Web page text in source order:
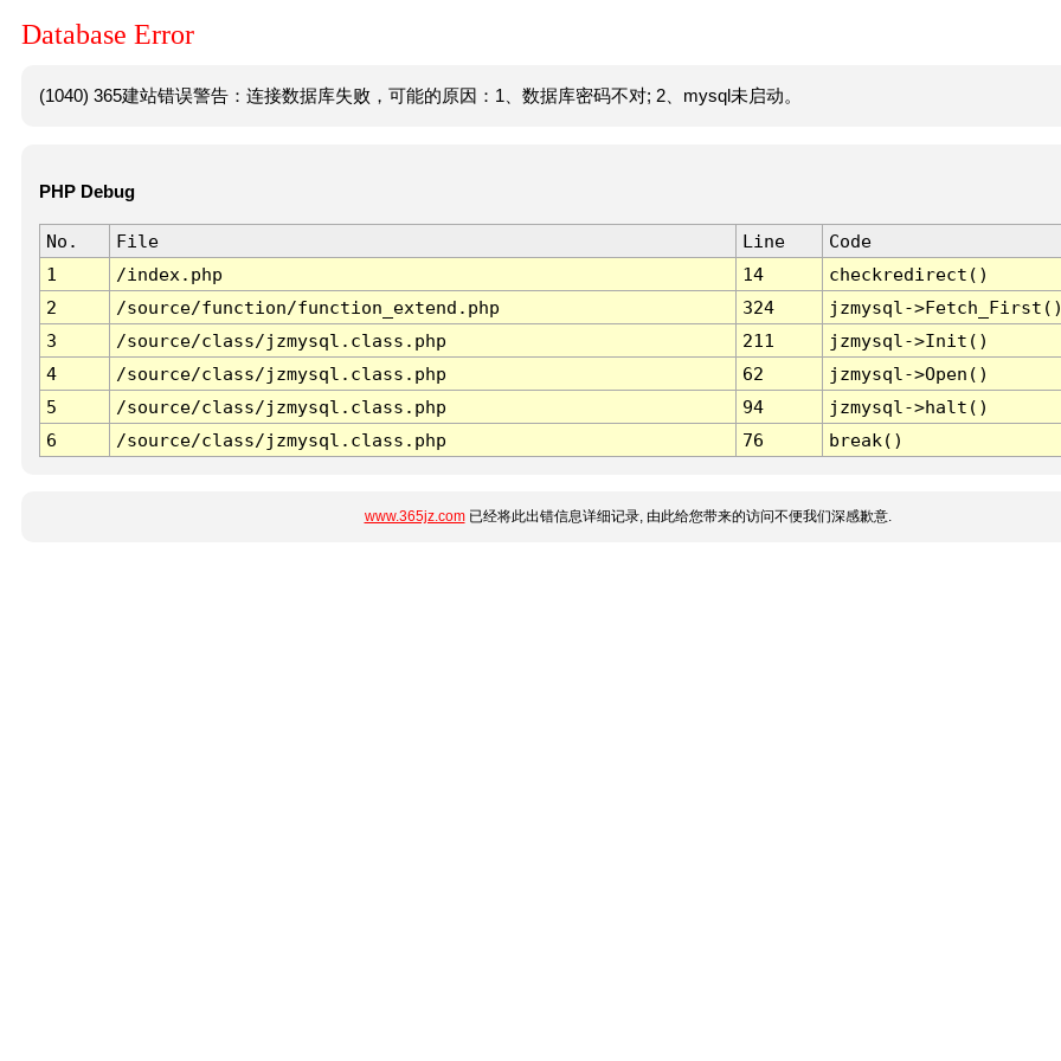
Database Error
(1040) 365建站错误警告：连接数据库失败，可能的原因：1、数据库密码不对; 2、mysql未启动。
PHP Debug
No. File Line
Code
1
/index.php 14
checkredirect()
2
/source/function/function_extend.php 324
jzmysql-
3
/source/class/jzmysql.class.php 211
jzmysql->Init()
4
/source/class/jzmysql.class.php 62
jzmysql->Open()
5
/source/class/jzmysql.class.php 94
jzmysql->halt()
6
/source/class/jzmysql.class.php 76 break()
www.365jz.com已经将此出错信息详细记录, 由此给您带来的访问不便我们深感歉意.